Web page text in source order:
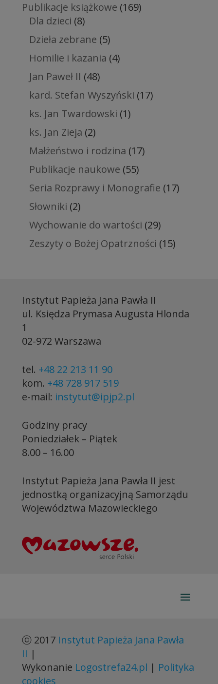
Publikacje książkowe (169)
Dla dzieci (8)
Dzieła zebrane (5)
Homilie i kazania (4)
Jan Paweł II (48)
kard. Stefan Wyszyński (17)
ks. Jan Twardowski (1)
ks. Jan Zieja (2)
Małżeństwo i rodzina (17)
Publikacje naukowe (55)
Seria Rozprawy i Monografie (17)
Słowniki (2)
Wychowanie do wartości (29)
Zeszyty o Bożej Opatrzności (15)
Instytut Papieża Jana Pawła II
ul. Księdza Prymasa Augusta Hlonda
1
02-972 Warszawa
tel. +48 22 213 11 90
kom. +48 728 917 519
e-mail: instytut@ipjp2.pl
Godziny pracy
Poniedziałek – Piątek
8.00 – 16.00
Instytut Papieża Jana Pawła II jest
jednostką organizacyjną Samorządu
Województwa Mazowieckiego
ⓒ 2017 Instytut Papieża Jana Pawła
II |
Wykonanie Logostrefa24.pl | Polityka
cookies